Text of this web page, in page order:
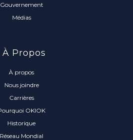
Gouvernement
Médias
À Propos
À propos
Nous joindre
Carrières
OKIOK
Historique
Réseau Mondial